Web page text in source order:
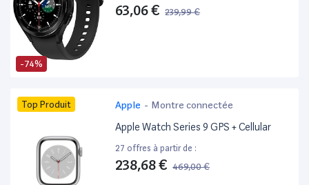
-74%
63,06 € 239,99 €
Top Produit Apple - Montre connectée
Apple Watch Series 9 GPS + Cellular
27 offres à partir de :
238,68 € 469,00 €